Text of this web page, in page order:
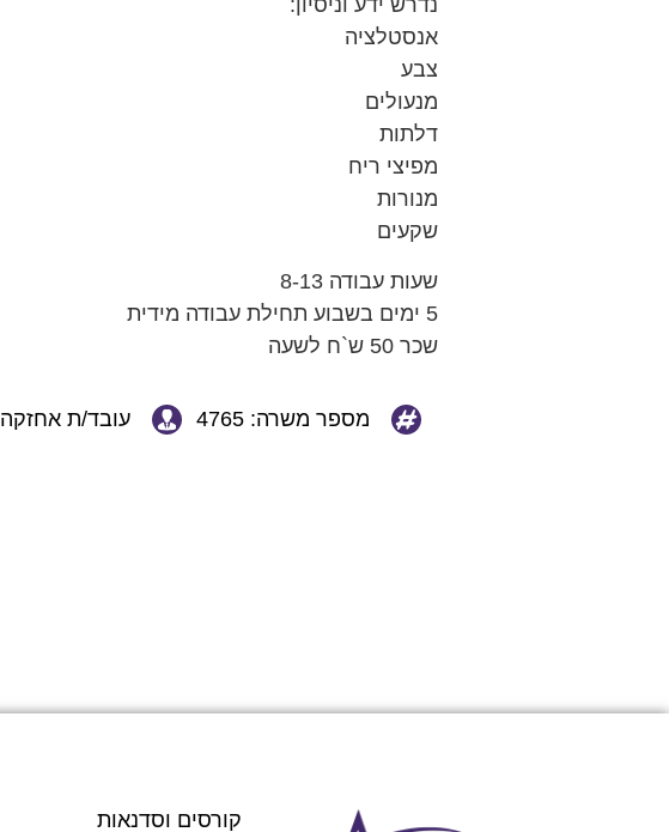
נדרש ידע וניסיון:
אנסטלציה
צבע
מנעולים
דלתות
מפיצי ריח
מנורות
שקעים
שעות עבודה 8-13
5 ימים בשבוע תחילת עבודה מידית
שכר 50 ש`ח לשעה
מספר משרה: 4765 עובד/ת אחזקה
קורסים וסדנאות